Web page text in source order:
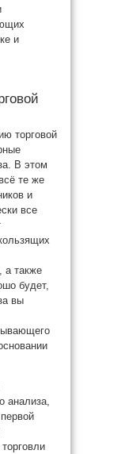
и
торговой
В этом
те же
и
все
а также
будет,
вы
анализа,